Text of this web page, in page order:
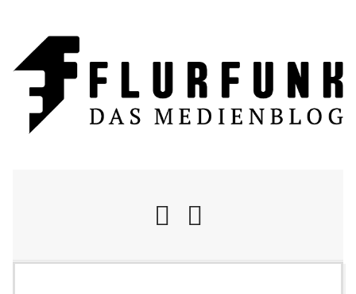
Nachrichten